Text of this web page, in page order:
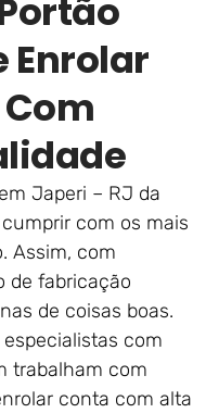
Enrolar
Japeri – RJ da
com os mais
Assim, com
de fabricação
de coisas boas.
com
trabalham com
conta com alta